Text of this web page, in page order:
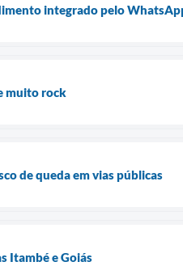
integrado pelo
muito rock
de queda em vias públicas
Itambé e Goiás